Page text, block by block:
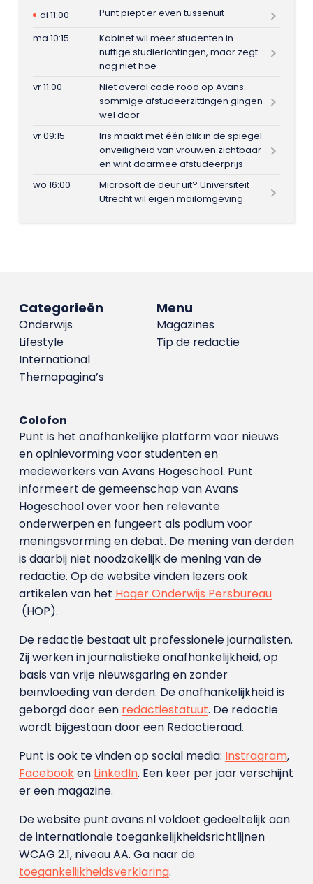
di 11:00
Punt piept er even tussenuit
ma 10:15
Kabinet wil meer studenten in
nuttige studierichtingen, maar zegt
nog niet hoe
vr 11:00
Niet overal code rood op Avans:
sommige afstudeerzittingen gingen
wel door
vr 09:15
Iris maakt met één blik in de spiegel
onveiligheid van vrouwen zichtbaar
en wint daarmee afstudeerprijs
wo 16:00
Microsoft de deur uit? Universiteit
Utrecht wil eigen mailomgeving
Menu
Magazines
Tip de redactie
Categorieën
Onderwijs
Lifestyle
International
Themapagina’s
Colofon
Punt is het onafhankelijke platform voor nieuws
en opinievorming voor studenten en
medewerkers van Avans Hoge­school. Punt
informeert de gemeenschap van Avans
Hogeschool over voor hen relevante
onderwerpen en fungeert als podium voor
meningsvorming en debat. De mening van derden
is daarbij niet noodzakelijk de mening van de
redactie. Op de website vinden lezers ook
artikelen van het Hoger Onderwijs Persbureau
(HOP).
De redactie bestaat uit professionele journalisten.
Zij werken in journalistieke onafhankelijkheid, op
basis van vrije nieuwsgaring en zonder
beïnvloeding van derden. De onafhankelijkheid is
geborgd door een redactiestatuut. De redactie
wordt bijgestaan door een Redactieraad.
Punt is ook te vinden op social media: Instragram,
Facebooken LinkedIn. Een keer per jaar verschijnt
er een magazine.
De website punt.avans.nl voldoet gedeeltelijk aan
de internationale toegankelijkheidsrichtlijnen
WCAG 2.1, niveau AA. Ga naar de
toegankelijkheidsverklaring.